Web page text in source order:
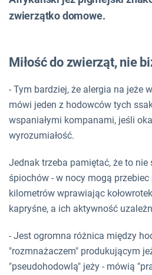
zwierzątko domowe.
Miłość do zwierząt, nie
- Tym bardziej, że alergia na jeże
mówi jeden z hodowców tych
wspaniałymi kompanami, jeśli
wyrozumiałość.
Jednak trzeba pamiętać, że to nie
śpiochów - w nocy mogą
kilometrów wprawiając
kapryśne, a ich aktywność
- Jest ogromna różnica między
"rozmnażaczem" produkującym
"pseudohodowlą" jeży - mówią